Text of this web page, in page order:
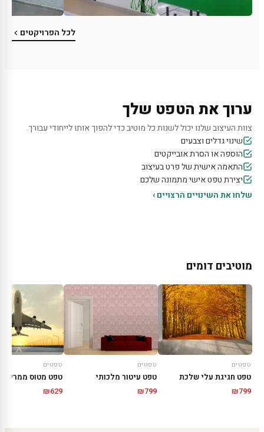
לכל הפרויקטים
ערוך את הטפט שלך
צוות העיצוב שלנו יכול לשנות כל מוטיב כדי להפוך אותו לייחודי עבורך.
שינוי גדלים וצבעים
הוספה או הסרת אובייקטים
התאמה אישית של פרט בעיצוב
יצירת טפט אישי מתמונה שלכם
שלחו את השינויים הרצויים ›
מוטיבים דומים
טפטים
טפט חגיגת עלי שלכת
₪799
טפטים
טפט עיטור מלכותי
₪799
טפטים
טפט מטוס ממריא
₪629